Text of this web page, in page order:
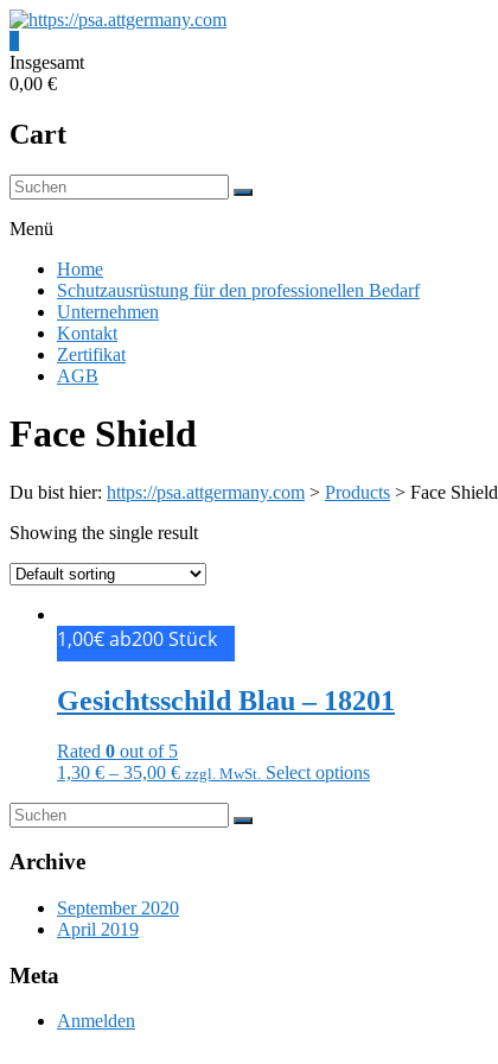
Zum
springen
https://psa.attgermany.com
für
professionellen
Bedarf
Insgesamt
0,00 €
Cart
Menü
Home
Schutzausrüstung für den professionellen Bedarf
Unternehmen
Kontakt
Zertifikat
AGB
Face Shield
Du bist hier: https://psa.attgermany.com > Products > Face Shield
Showing the single result
1,00€ ab200 Stück
Gesichtsschild Blau – 18201
Rated 0 out of 5
1,30 € – 35,00 € zzgl. MwSt. Select options
Archive
September 2020
April 2019
Meta
Anmelden